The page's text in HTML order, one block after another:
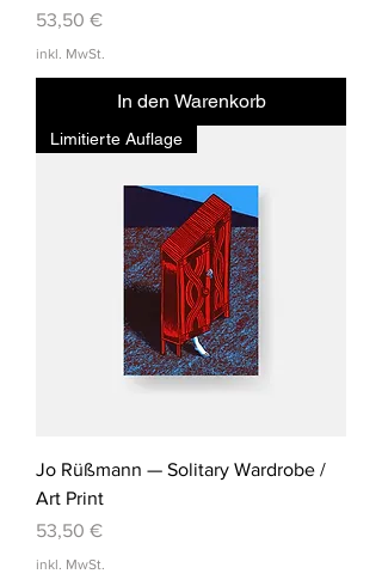
Preis
53,50 €
inkl. MwSt.
In den Warenkorb
Limitierte Auflage
Jo Rüßmann — Solitary Wardrobe /
Art Print
Preis
53,50 €
inkl. MwSt.